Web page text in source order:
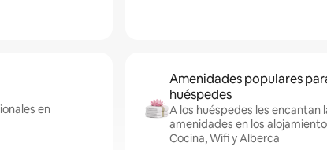
en
Amenidades populares
huéspedes
A los huéspedes les encantan
amenidades en los
Cocina, Wifi y Alberca